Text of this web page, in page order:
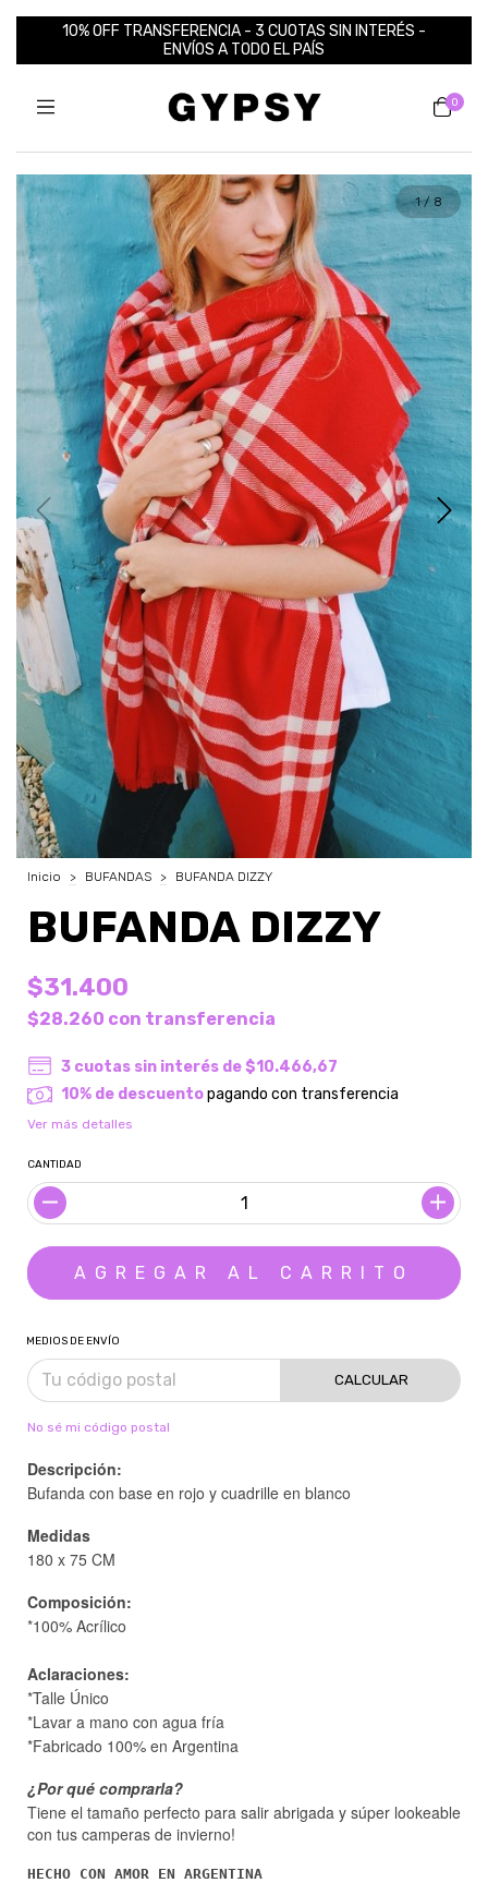
10% OFF TRANSFERENCIA - 3 CUOTAS SIN INTERÉS -
ENVÍOS A TODO EL PAÍS
0
1/ 8
Inicio > BUFANDAS > BUFANDA DIZZY
BUFANDA DIZZY
$31.400
$28.260 con transferencia
3 cuotas sin interés de$10.466,67
10% de descuentopagando con transferencia
Ver más detalles
CANTIDAD
MEDIOS DE ENVÍO
CALCULAR
No sé mi código postal
Descripción:
Bufanda con base en rojo y cuadrille en blanco
Medidas
180 x 75 CM
Composición:
*100% Acrílico
Aclaraciones:
*Talle Único
*Lavar a mano con agua fría
*Fabricado 100% en Argentina
¿Por qué comprarla?
Tiene el tamaño perfecto para salir abrigada y súper lookeable
con tus camperas de invierno!
HECHO CON AMOR EN ARGENTINA